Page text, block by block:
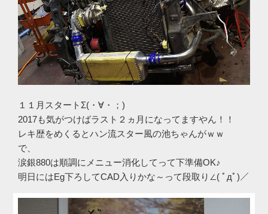
１１月スタートΣ(・∀・；)
2017も気がつけばラスト２ヵ月になってますやん！！
レキ歴をめくるとハン流スター風の池ちゃんがｗｗ
で、
涙銀880は順調にメニュー消化してって下準備OK♪
明日にはEg下ろしてCAD入りかな～って段取り∠( ﾟдﾟ)／